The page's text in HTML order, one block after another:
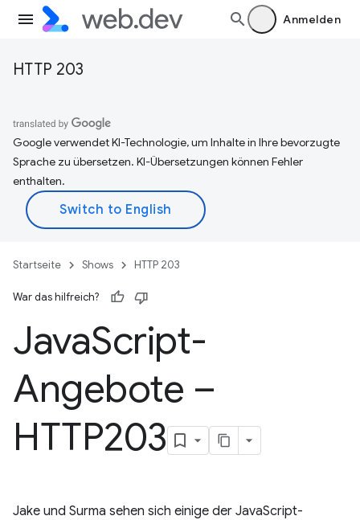
Anmelden
HTTP 203
Google verwendet KI-Technologie, um Inhalte in Ihre bevorzugte
Sprache zu übersetzen. KI-Übersetzungen können Fehler
enthalten.
Startseite Shows HTTP 203
War das hilfreich?
JavaScript-
Angebote –
HTTP203
Jake und Surma sehen sich einige der JavaScript-